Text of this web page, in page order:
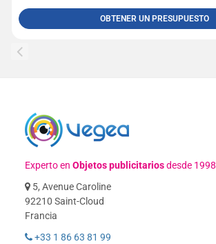
OBTENER UN PRESUPUESTO
Experto enObjetos publicitariosdesde 1998
5, Avenue Caroline
92210 Saint-Cloud
Francia
+33 1 86 63 81 99